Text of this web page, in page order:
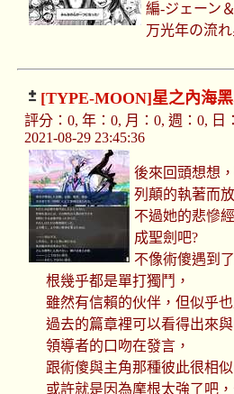
編-ジェーン
万光年の流
[TYPE-MOON]星之內海
評分：0, 年：0, 月：0, 週：0, 日
2021-08-29 23:45:36
後來回頭想想
列顛的執著而
不過她的悲慘
成聖劍吧?
不像術傻遇到
根幾乎都是單打獨鬥，
雖然有信賴的伙伴，但似乎也
過去的篇章裡可以看得出來
領導者的口吻在發言，
跟術傻與主角那種彼此很相似
或許就是因為摩根太強了吧